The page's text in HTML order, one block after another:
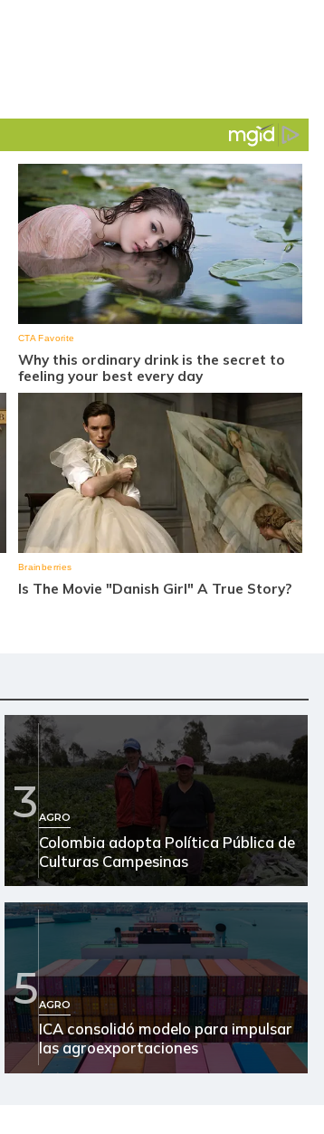
3AGRO
Colombia adopta Política Pública de
Culturas Campesinas
5AGRO
ICA consolidó modelo para impulsar
las agroexportaciones